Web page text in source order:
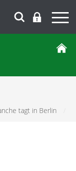
tagt in Berlin